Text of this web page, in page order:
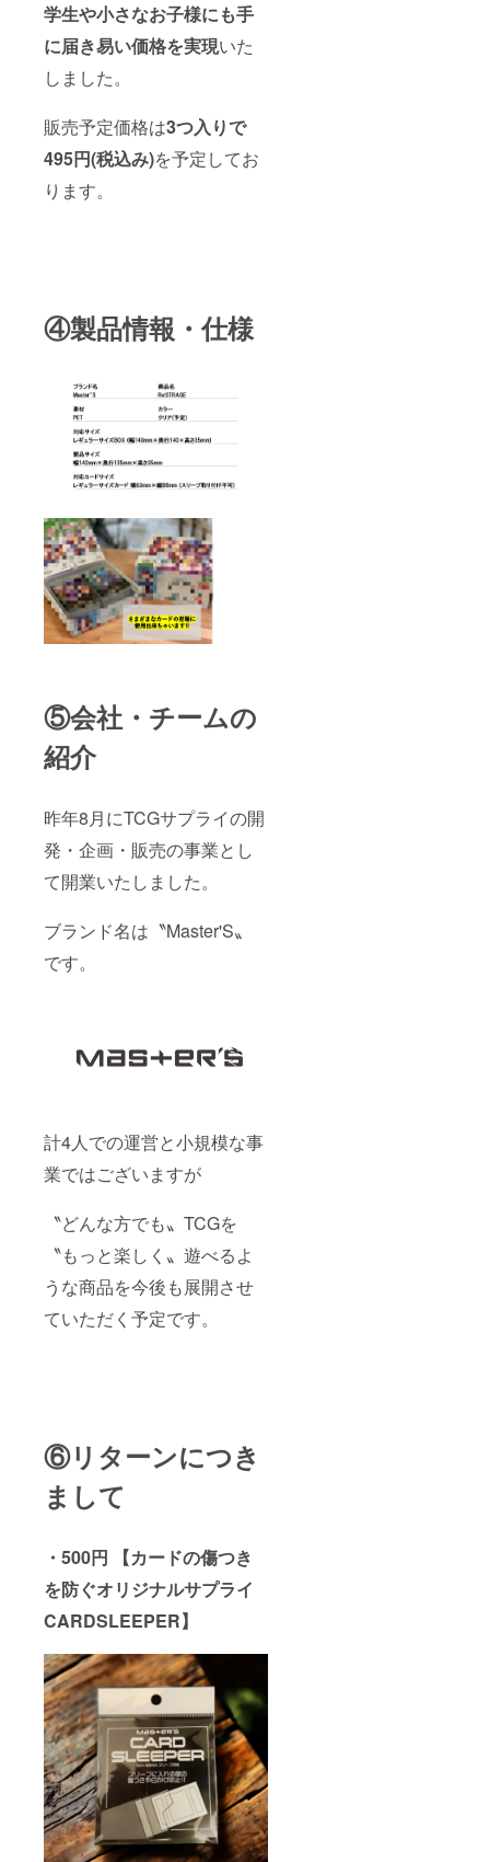
学生や小さなお子様にも手
に届き易い価格を実現いた
しました。
販売予定価格は3つ入りで
495円(税込み)を予定してお
ります。
④製品情報・仕様
⑤会社・チームの
紹介
昨年8月にTCGサプライの開
発・企画・販売の事業とし
て開業いたしました。
ブランド名は〝Master'S〟
です。
計4人での運営と小規模な事
業ではございますが
〝どんな方でも〟TCGを
〝もっと楽しく〟遊べるよ
うな商品を今後も展開させ
ていただく予定です。
⑥リターンにつき
まして
・500円 【カードの傷つき
を防ぐオリジナルサプライ
CARDSLEEPER】